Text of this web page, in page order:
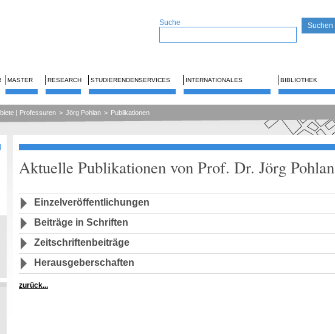
Suche
MASTER RESEARCH STUDIERENDENSERVICES INTERNATIONALES BIBLIOTHEK
| Professuren > Jörg Pohlan > Publikationen
Aktuelle Publikationen von Prof. Dr. Jörg Pohlan
Einzelveröffentlichungen
Beiträge in Schriften
Zeitschriftenbeiträge
Herausgeberschaften
zurück...